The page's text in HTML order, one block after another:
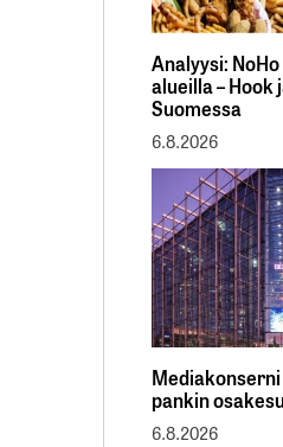
Analyysi:
alueilla – Hook
Suomessa
6.8.2026
pankin
6.8.2026